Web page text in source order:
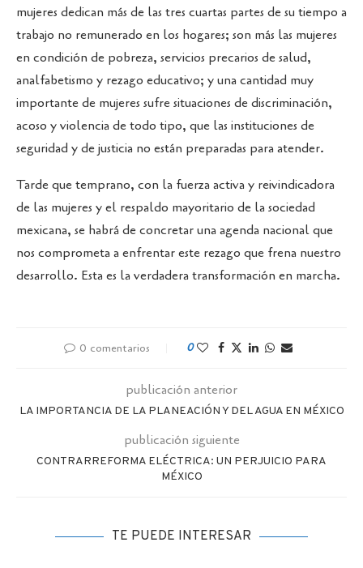
mujeres dedican más de las tres cuartas partes de su tiempo a
trabajo no remunerado en los hogares; son más las mujeres
en condición de pobreza, servicios precarios de salud,
analfabetismo y rezago educativo; y una cantidad muy
importante de mujeres sufre situaciones de discriminación,
acoso y violencia de todo tipo, que las instituciones de
seguridad y de justicia no están preparadas para atender.
Tarde que temprano, con la fuerza activa y reivindicadora
de las mujeres y el respaldo mayoritario de la sociedad
mexicana, se habrá de concretar una agenda nacional que
nos comprometa a enfrentar este rezago que frena nuestro
desarrollo. Esta es la verdadera transformación en marcha.
0 comentarios 0
publicación anterior
LA IMPORTANCIA DE LA PLANEACIÓN Y DEL AGUA EN MÉXICO
publicación siguiente
CONTRARREFORMA ELÉCTRICA: UN PERJUICIO PARA
MÉXICO
TE PUEDE INTERESAR